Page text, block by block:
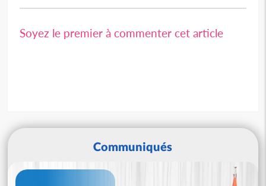
Soyez le premier à commenter cet article
Communiqués